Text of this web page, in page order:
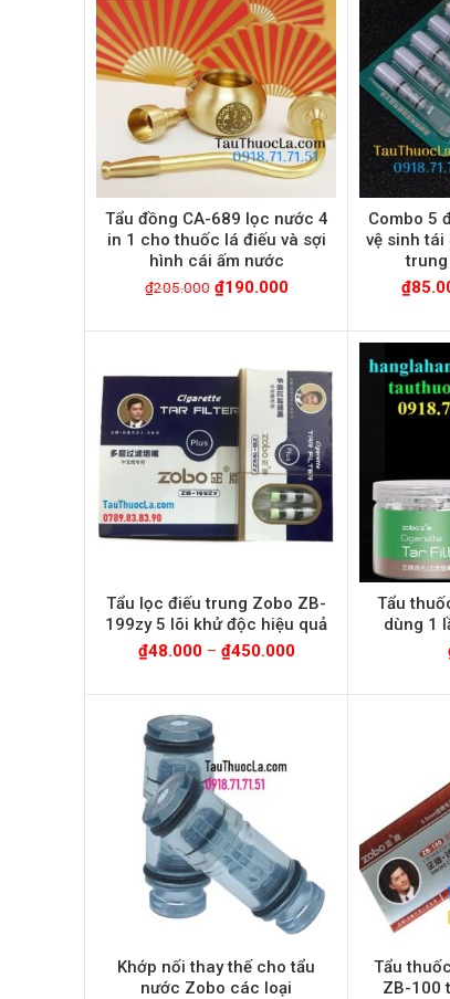
Tẩu đồng CA-689 lọc nước 4
in 1 cho thuốc lá điếu và sợi
hình cái ấm nước
₫205.000 ₫190.000
Combo 5
vệ sinh tái
₫
Tẩu lọc điếu trung Zobo ZB-
199zy 5 lõi khử độc hiệu quả
₫48.000– ₫450.000
Tẩu
dùng 1
Khớp nối thay thế cho tẩu
nước Zobo các loại
Tẩu
ZB-100